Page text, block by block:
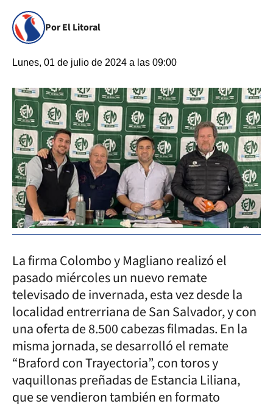
Por El Litoral
Lunes, 01 de julio de 2024 a las 09:00
La firma Colombo y Magliano realizó el
pasado miércoles un nuevo remate
televisado de invernada, esta vez desde la
localidad entrerriana de San Salvador, y con
una oferta de 8.500 cabezas filmadas. En la
misma jornada, se desarrolló el remate
“Braford con Trayectoria”, con toros y
vaquillonas preñadas de Estancia Liliana,
que se vendieron también en formato